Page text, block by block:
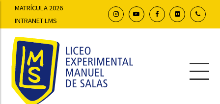
MATRÍCULA 2026
INTRANET LMS